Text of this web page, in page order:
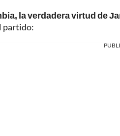
la verdadera virtud de
partido: